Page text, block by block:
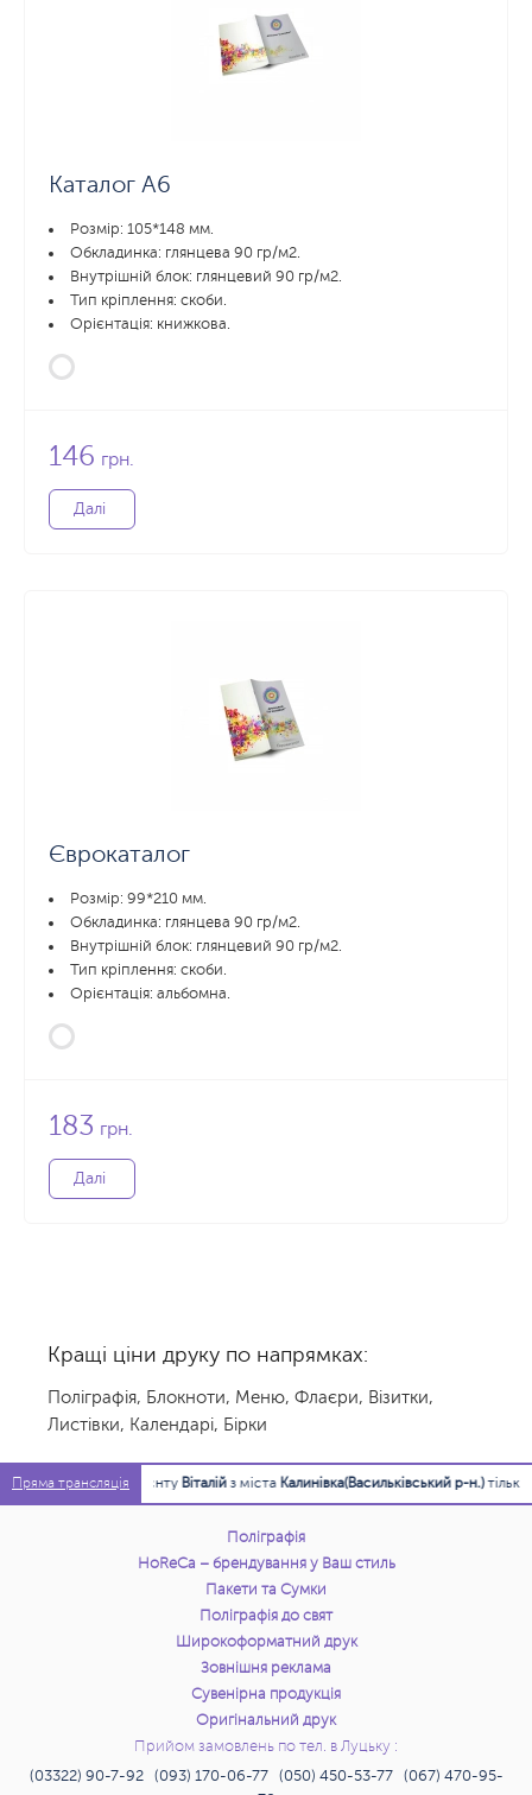
Каталог А6
Розмір: 105*148 мм.
Обкладинка: глянцева 90 гр/м2.
Внутрішній блок: глянцевий 90 гр/м2.
Тип кріплення: скоби.
Орієнтація: книжкова.
146 грн.
Далі
Єврокаталог
Розмір: 99*210 мм.
Обкладинка: глянцева 90 гр/м2.
Внутрішній блок: глянцевий 90 гр/м2.
Тип кріплення: скоби.
Орієнтація: альбомна.
183 грн.
Далі
Кращі ціни друку по напрямках:
Поліграфія, Блокноти, Меню, Флаєри, Візитки,
Листівки, Календарі, Бірки
Пряма трансляція
18:29:10 КлієнтуВіталійз містаКалинівка(Васильківський р-н.)тільки
Поліграфія
HoReCa – брендування у Ваш стиль
Пакети та Сумки
Поліграфія до свят
Широкоформатний друк
Зовнішня реклама
Сувенірна продукція
Оригінальний друк
Прийом замовлень по тел. в Луцьку :
(03322) 90-7-92 (093) 170-06-77 (050) 450-53-77 (067) 470-95-